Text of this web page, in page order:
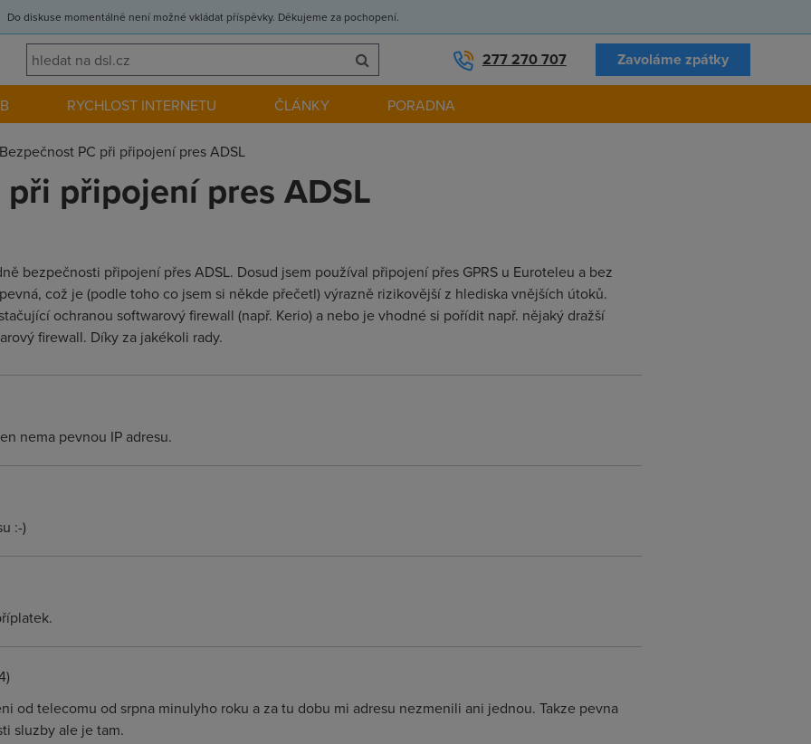
Do diskuse momentálně není možné vkládat příspěvky. Děkujeme za pochopení.
277 270 707 Zavoláme zpátky
RYCHLOST INTERNETU ČLÁNKY PORADNA
Bezpečnost PC při připojení pres ADSL
připojení pres ADSL
bezpečnosti připojení přes ADSL. Dosud jsem používal připojení přes GPRS u Euroteleu a bez
což je (podle toho co jsem si někde přečetl) výrazně rizikovější z hlediska vnějších útoků.
ochranou softwarový firewall (např. Kerio) a nebo je vhodné si pořídit např. nějaký dražší
firewall. Díky za jakékoli rady.
nema pevnou IP adresu.
:-)
od telecomu od srpna minulyho roku a za tu dobu mi adresu nezmenili ani jednou. Takze pevna
sluzby ale je tam.